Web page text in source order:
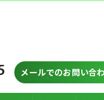
メールでのお問い合